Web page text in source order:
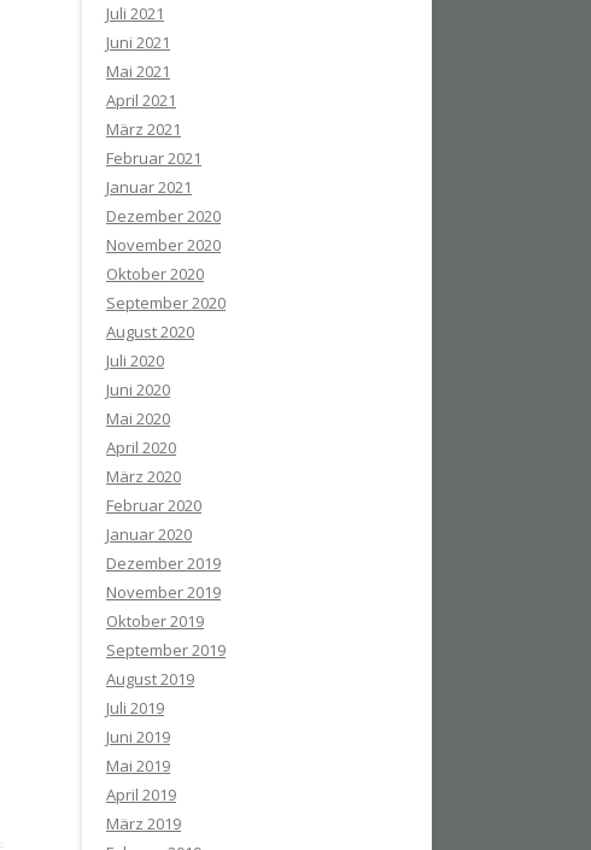
Juli 2021
Juni 2021
Mai 2021
April 2021
März 2021
Februar 2021
Januar 2021
Dezember 2020
November 2020
Oktober 2020
September 2020
August 2020
Juli 2020
Juni 2020
Mai 2020
April 2020
März 2020
Februar 2020
Januar 2020
Dezember 2019
November 2019
Oktober 2019
September 2019
August 2019
Juli 2019
Juni 2019
Mai 2019
April 2019
März 2019